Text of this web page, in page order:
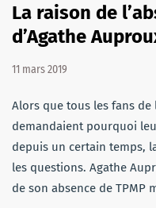
La raison de
d’Agathe
11 mars 2019
Alors que tous les fans de
demandaient pourquoi
depuis un certain temps,
les questions. Agathe
de son absence de TPMP